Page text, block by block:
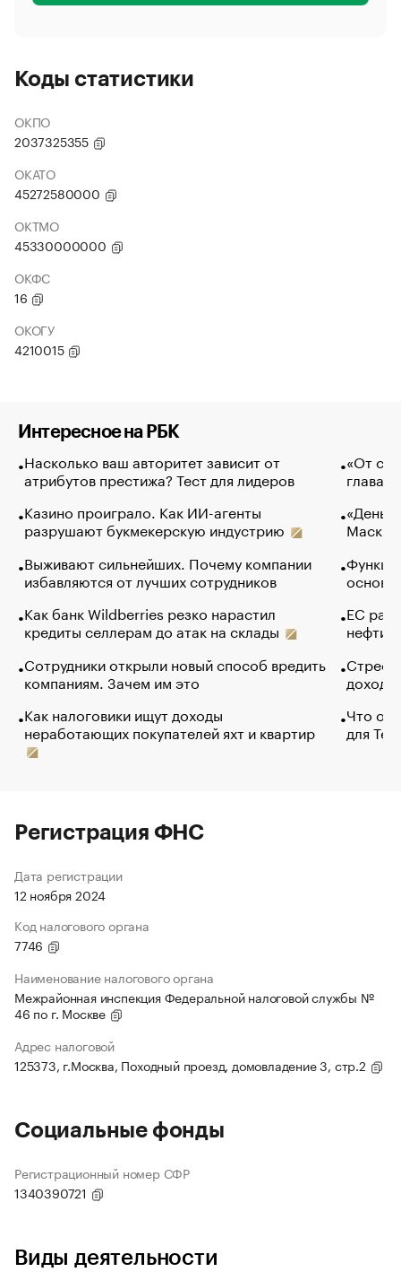
Коды статистики
ОКПО
2037325355
ОКАТО
45272580000
ОКТМО
45330000000
ОКФС
16
ОКОГУ
4210015
Интересное на РБК
Насколько ваш авторитет зависит от
атрибутов престижа? Тест для лидеров
Казино проиграло. Как ИИ-агенты
разрушают букмекерскую индустрию
Выживают сильнейших. Почему компании
избавляются от лучших сотрудников
Как банк Wildberries резко нарастил
кредиты селлерам до атак на склады
Сотрудники открыли новый способ вредить
компаниям. Зачем им это
Как налоговики ищут доходы
неработающих покупателей яхт и квартир
«От
глава
Маск в
основ
ЕС
нефти
Что
для
Регистрация ФНС
Дата регистрации
12 ноября 2024
Код налогового органа
7746
Наименование налогового органа
Межрайонная инспекция Федеральной налоговой службы №
46 по г. Москве
Адрес налоговой
125373, г.Москва, Походный проезд, домовладение 3, стр.2
Социальные фонды
Регистрационный номер СФР
1340390721
Виды деятельности